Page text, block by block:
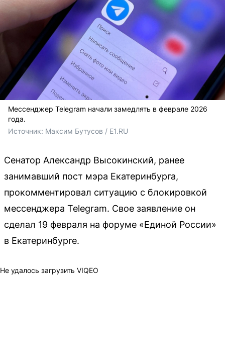
Мессенджер Telegram начали замедлять в феврале 2026
года.
Источник: Максим Бутусов / E1.RU
Сенатор Александр Высокинский, ранее
занимавший пост мэра Екатеринбурга,
прокомментировал ситуацию с блокировкой
мессенджера Telegram. Свое заявление он
сделал 19 февраля на форуме «Единой России»
в Екатеринбурге.
Не удалось загрузить VIQEO